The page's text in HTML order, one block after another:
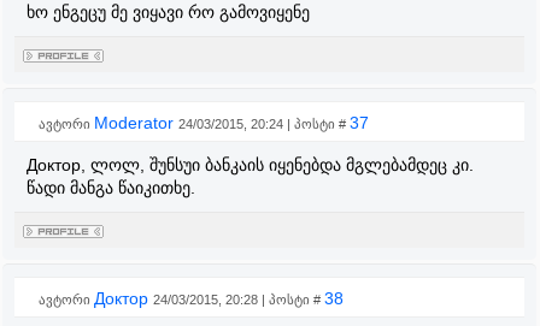
ხო ენგეცუ მე ვიყავი რო გამოვიყენე
ავტორი Moderator 24/03/2015, 20:24 | პოსტი # 37
Доктор, ლოლ, შუნსუი ბანკაის იყენებდა მგლებამდეც კი.
წადი მანგა წაიკითხე.
ავტორი Доктор 24/03/2015, 20:28 | პოსტი # 38